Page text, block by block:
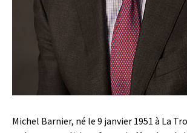
Michel Barnier, né le 9 janvier 1951 à La